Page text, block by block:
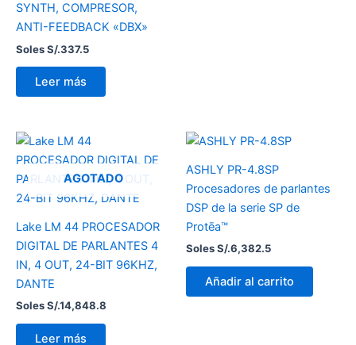
SYNTH, COMPRESOR,
ANTI-FEEDBACK «DBX»
Soles S/.337.5
Leer más
AGOTADO
Lake LM 44 PROCESADOR
DIGITAL DE PARLANTES 4
IN, 4 OUT, 24-BIT 96KHZ,
DANTE
Soles S/.14,848.8
Leer más
ASHLY PR-4.8SP
Procesadores de parlantes
DSP de la serie SP de
Protēa™
Soles S/.6,382.5
Añadir al carrito